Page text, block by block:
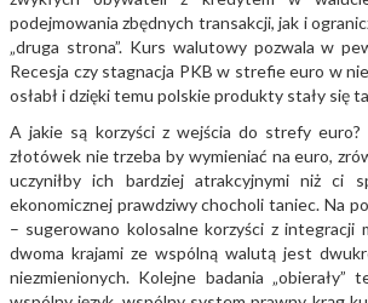
podejmowania zbędnych transakcji, jak i
„druga strona”. Kurs walutowy pozwala w
Recesja czy stagnacja PKB w strefie euro w
osłabł i dzięki temu polskie produkty stały się
A jakie są korzyści z wejścia do strefy euro?
złotówek nie trzeba by wymieniać na euro,
uczyniłby ich bardziej atrakcyjnymi niż
ekonomicznej prawdziwy chocholi taniec. Na
– sugerowano kolosalne korzyści z integracji
dwoma krajami ze wspólną walutą jest
niezmienionych. Kolejne badania